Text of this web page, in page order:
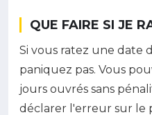
QUE FAIRE SI JE
Si vous ratez une date
paniquez pas. Vous
jours ouvrés sans
déclarer l'erreur sur le